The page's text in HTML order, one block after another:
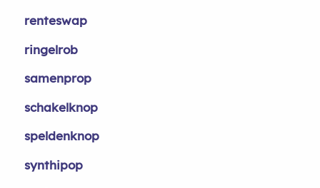
renteswap
ringelrob
samenprop
schakelknop
speldenknop
synthipop